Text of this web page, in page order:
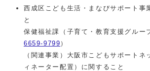
西成区こども生活・まなびサポート事
と
保健福祉課（子育て・教育支援グルー
6659-9799 ）
（関連事業）大阪市こどもサポートネ
ィネーター配置）に関すること